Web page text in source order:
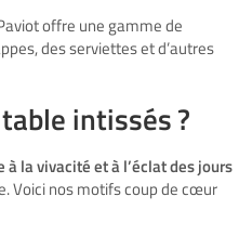
offre une gamme de
des serviettes et d’autres
intissés ?
à la vivacité et à l’éclat des jours
Voici nos motifs coup de cœur